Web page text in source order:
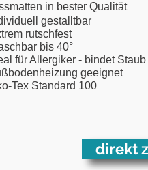
in bester Qualität
gestalltbar
rutschfest
bis 40°
für Allergiker - bindet
geeignet
Tex Standard 100
direkt